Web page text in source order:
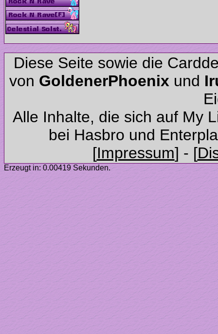
Diese Seite sowie die
von
und
Alle Inhalte, die sich auf My
Erzeugt in: 0.00419 Sekunden.